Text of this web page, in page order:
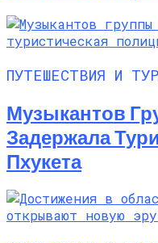
ПУТЕШЕСТВИЯ И
Музыкантов
Задержала
Пхукета